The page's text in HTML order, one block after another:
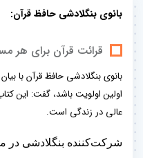
بانوی بنگلادشی حافظ قرآن:
قرائت قرآن برای هر
بانوی بنگلادشی حافظ قرآن با
اولین اولویت باشد، گفت: این
عالی در زندگی است.
شرکت‌کننده بنگلادشی در